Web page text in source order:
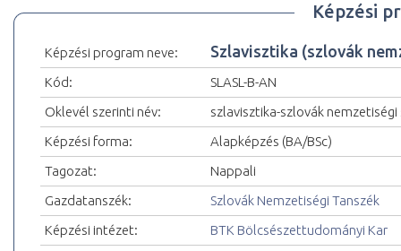
Képzési
Képzési program neve: Szlavisztika (szlovák
Kód:
SLASL-B-AN
Oklevél szerinti név:
szlavisztika-szlovák nemzetiségi
Képzési forma:
Alapképzés (BA/BSc)
Tagozat:
Nappali
Gazdatanszék:
Szlovák Nemzetiségi Tanszék
Képzési intézet:
BTK Bölcsészettudományi Kar